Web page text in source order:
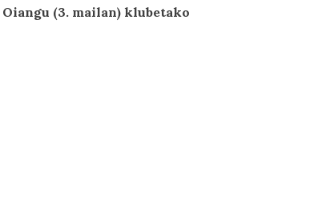
Oiangu (3. mailan) klubetako